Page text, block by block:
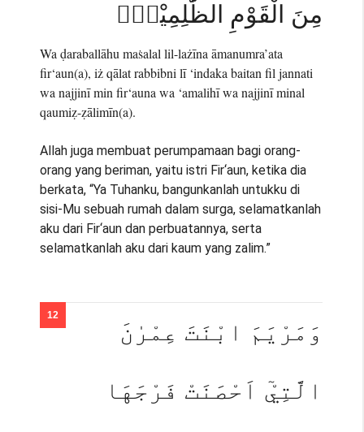
مِنَ الْقَوْمِ الظّٰلِمِيْنَۙ
Wa ḍaraballāhu maṡalal lil-lażīna āmanumra’ata
fir‘aun(a), iż qālat rabbibni lī ‘indaka baitan fil jannati
wa najjinī min fir‘auna wa ‘amalihī wa najjinī minal
qaumiẓ-ẓālimīn(a).
Allah juga membuat perumpamaan bagi orang-
orang yang beriman, yaitu istri Fir‘aun, ketika dia
berkata, “Ya Tuhanku, bangunkanlah untukku di
sisi-Mu sebuah rumah dalam surga, selamatkanlah
aku dari Fir‘aun dan perbuatannya, serta
selamatkanlah aku dari kaum yang zalim.”
وَمَرْيَمَ ابْنَتَ عِمْرٰنَ
الَّتِيْٓ اَحْصَنَتْ فَرْجَهَا